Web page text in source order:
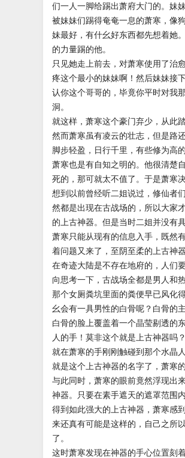
们一人一脚给踢出萧府大门的。妹
被妹妹们踢得奄奄一息的萧寒，像
妹最好，有什幺好东西都先想着她
的力量踢的他。
只见她走上前去，对萧寒使用了治
疼这个最小的妹妹啊！然后妹妹接
认你这个哥哥的，毕竟你平时对我
洞。
就这样，萧寒这个豪门弃少，从此
然而萧寒虽有凌云的壮志，但是路
脚步轻盈，日行千里，有些修为高
萧寒也是有自知之明的。他很清楚
死的，那可就太不值了。于是萧寒
想到以前曾经听二姐说过，修仙者
然都是出现在古战场的，所以大家
的上古神器。但是当时二姐并没有
萧寒只能从现有的信息入手，既然
着问题又来了，至阴至柔的上古神
在奇迹大陆是不存在地府的，人们
向思考一下，古战场全都是男人和
那个女厕粪坑里面的粪便早已风化
幺会有一具男性的白骨呢？白骨的
白骨的脸上覆盖着一个晶莹剔透的
人的手！莫非这个就是上古神器吗
就在萧寒的手刚刚触碰到那个水晶
就是这个上古神器的名字了，萧寒
与此同时，萧寒的眼前竟然浮现出
神器。只要在素手遮天的遮罩范围
得到如此强大的上古神器，萧寒感
来还真有可能是这样的，自己之所
了。
这时萧寒发现在神器的手心位置刻